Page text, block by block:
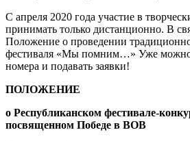
С апреля 2020 года участие в
принимать только дистанционно. В
Положение о проведении
фестиваля «Мы помним…» Уже можно
номера и подавать заявки!
ПОЛОЖЕНИЕ
о Республиканском фестивале-
посвященном Победе в ВОВ